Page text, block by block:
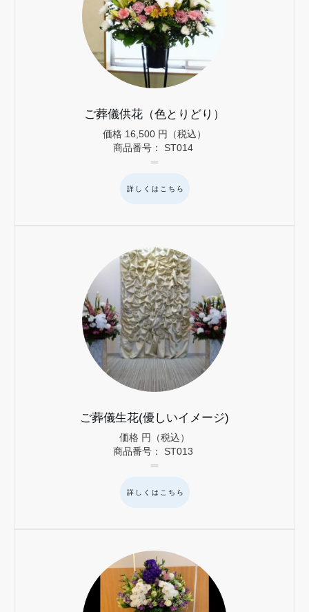
ご葬儀供花（色とりどり）
価格 16,500 円（税込）
商品番号： ST014
詳しくはこちら
ご葬儀生花(優しいイメージ)
価格 円（税込）
商品番号： ST013
詳しくはこちら